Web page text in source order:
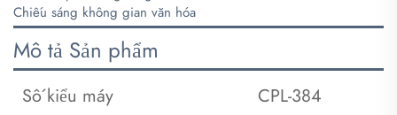
Chiếu sáng không gian văn hóa
Mô tả Sản phẩm
Số kiểu máy
CPL-384